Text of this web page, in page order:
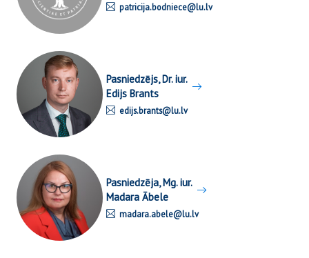
patricija.bodniece@lu.lv
Pasniedzējs, Dr. iur.
Edijs Brants
edijs.brants@lu.lv
Pasniedzēja, Mg. iur.
Madara Ābele
madara.abele@lu.lv